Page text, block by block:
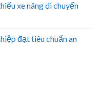
xe nâng di chuyển
đạt tiêu chuẩn an